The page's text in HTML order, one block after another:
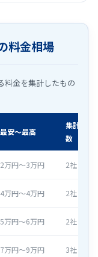
料金相場
料金を集計したもの
最安〜最高
集計社
数
2万円〜3万円 2社
4万円〜4万円 2社
5万円〜6万円 2社
7万円〜9万円 3社